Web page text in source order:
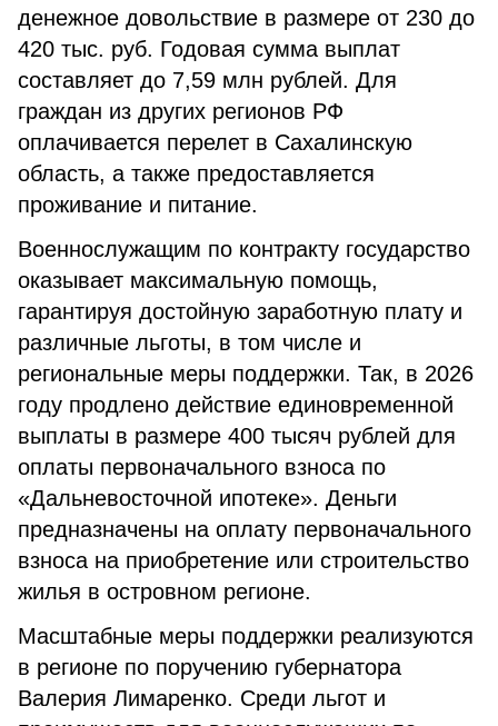
денежное довольствие в размере от 230 до
420 тыс. руб. Годовая сумма выплат
составляет до 7,59 млн рублей. Для
граждан из других регионов РФ
оплачивается перелет в Сахалинскую
область, а также предоставляется
проживание и питание.
Военнослужащим по контракту государство
оказывает максимальную помощь,
гарантируя достойную заработную плату и
различные льготы, в том числе и
региональные меры поддержки. Так, в 2026
году продлено действие единовременной
выплаты в размере 400 тысяч рублей для
оплаты первоначального взноса по
«Дальневосточной ипотеке». Деньги
предназначены на оплату первоначального
взноса на приобретение или строительство
жилья в островном регионе.
Масштабные меры поддержки реализуются
в регионе по поручению губернатора
Валерия Лимаренко. Среди льгот и